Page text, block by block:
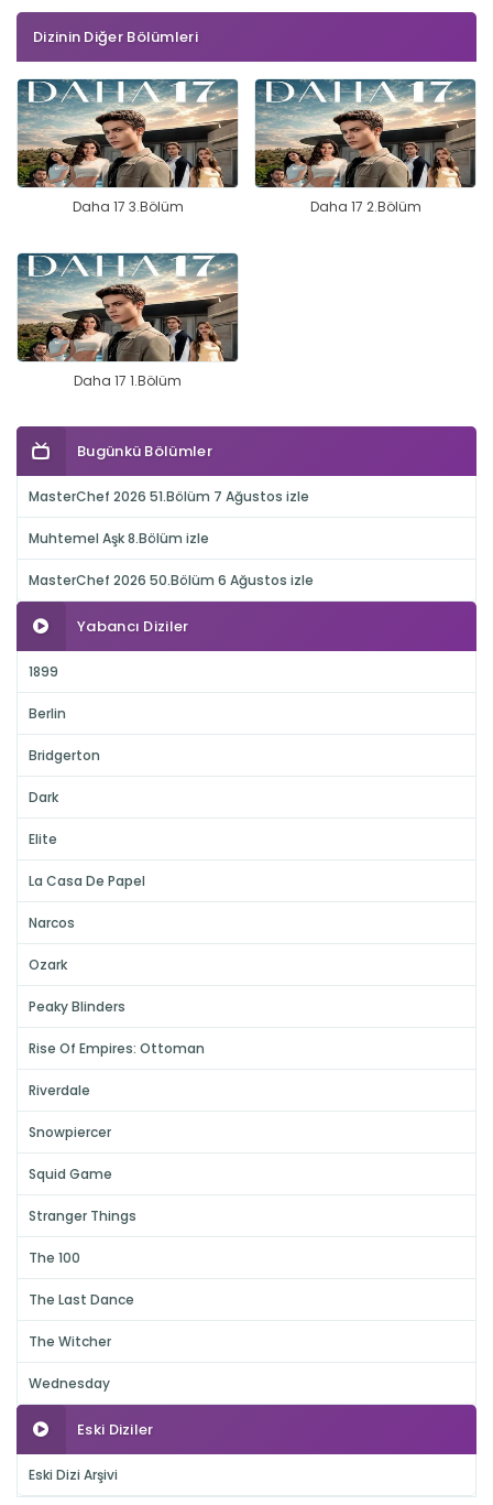
Dizinin Diğer Bölümleri
Daha 17 3.Bölüm Daha 17 2.Bölüm
Daha 17 1.Bölüm
Bugünkü Bölümler
MasterChef 2026 51.Bölüm 7 Ağustos izle
Muhtemel Aşk 8.Bölüm izle
MasterChef 2026 50.Bölüm 6 Ağustos izle
Yabancı Diziler
1899
Berlin
Bridgerton
Dark
Elite
La Casa De Papel
Narcos
Ozark
Peaky Blinders
Rise Of Empires: Ottoman
Riverdale
Snowpiercer
Squid Game
Stranger Things
The 100
The Last Dance
The Witcher
Wednesday
Eski Diziler
Eski Dizi Arşivi